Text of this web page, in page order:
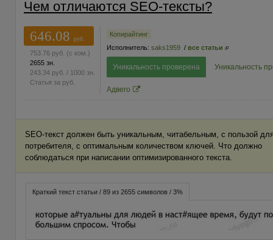
Чем отличаются SEO-тексты?
646.08
руб.
753.76 руб. (с ком.)
2655 зн.
243.34 руб. / 1000 зн.
Статья за руб.
Копирайтинг
Исполнитель: saks1959 / все статьи
Уникальность проверена Уникальность
Адвего
SEO-текст должен быть уникальным, читабельным, с пользой
потребителя, с оптимальным количеством ключей. Что должно
соблюдаться при написании оптимизированного текста.
Краткий текст статьи / 89 из 2655 символов / 3%